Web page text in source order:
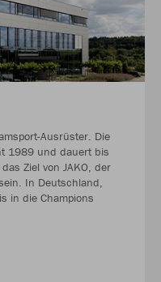
Ausrüster. Die
1989 und dauert bis
Ziel von JAKO, der
In Deutschland,
in die Champions